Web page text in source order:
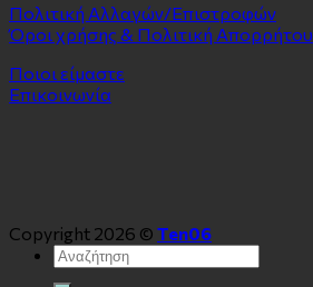
Πολιτική Αλλαγών/Επιστροφών
Όροι χρήσης & Πολιτική Απορρήτου
Ποιοι είμαστε
Επικοινωνία
Copyright 2026 © Ten06
Αναζήτηση
για: